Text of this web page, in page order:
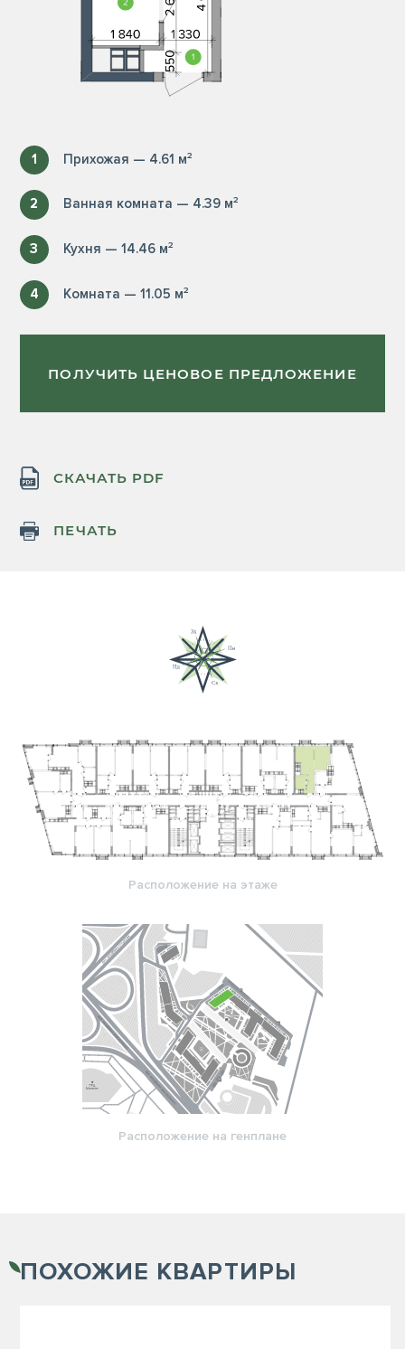
1 Прихожая — 4.61 м²
2 Ванная комната — 4.39 м²
3 Кухня — 14.46 м²
4 Комната — 11.05 м²
ПОЛУЧИТЬ ЦЕНОВОЕ ПРЕДЛОЖЕНИЕ
СКАЧАТЬ PDF
ПЕЧАТЬ
Расположение на этаже
Расположение на генплане
ПОХОЖИЕ КВАРТИРЫ